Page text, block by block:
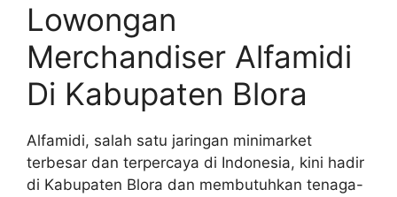
Lowongan
Merchandiser Alfamidi
Di Kabupaten Blora
Alfamidi, salah satu jaringan minimarket
terbesar dan terpercaya di Indonesia, kini hadir
di Kabupaten Blora dan membutuhkan tenaga-